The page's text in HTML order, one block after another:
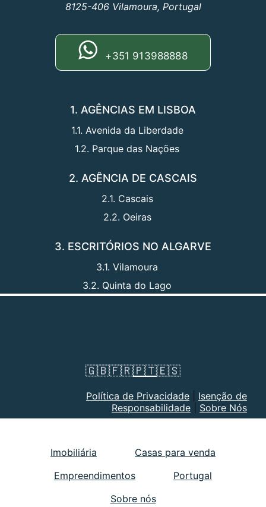
8125-406 Vilamoura, Portugal
+351 913988888
1. AGÊNCIAS EM LISBOA
1.1. Avenida da Liberdade
1.2. Parque das Nações
2. AGÊNCIA DE CASCAIS
2.1. Cascais
2.2. Oeiras
3. ESCRITÓRIOS NO ALGARVE
3.1. Vilamoura
3.2. Quinta do Lago
🇬🇧🇫🇷🇵🇹🇪🇸
Política de Privacidade
Isenção de
Responsabilidade
Sobre Nós
Imobiliária
Casas para venda
Empreendimentos
Portugal
Sobre nós